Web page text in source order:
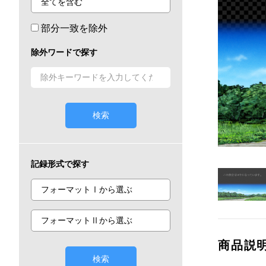
部分一致を除外
除外ワードで探す
検索
記録形式で探す
検索
商品説